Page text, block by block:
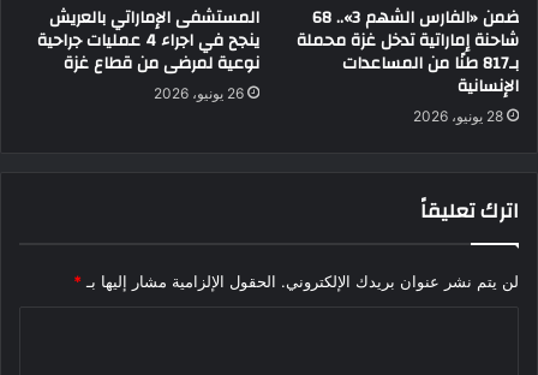
ضمن «الفارس الشهم 3».. 68
شاحنة إماراتية تدخل غزة محملة
بـ817 طنًا من المساعدات
الإنسانية
28 يونيو، 2026
المستشفى الإماراتي بالعريش
ينجح في اجراء 4 عمليات جراحية
نوعية لمرضى من قطاع غزة
26 يونيو، 2026
اترك تعليقاً
لن يتم نشر عنوان بريدك الإلكتروني. الحقول الإلزامية مشار إليها بـ *